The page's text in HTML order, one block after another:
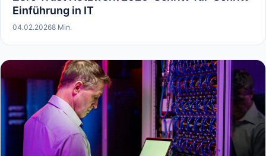
Einführung in IT
04.02.20268 Min.